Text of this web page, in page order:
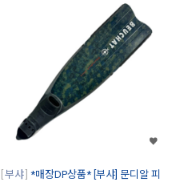
부샤 *매장DP상품* [부샤] 문디알 피